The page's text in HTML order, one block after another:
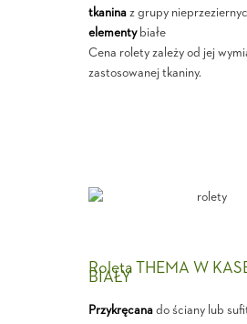
tkaninaz grupy
elementybiałe
Cena rolety zależy od jej
zastosowanej tkaniny.
Roleta THEMA W
BIAŁY
Przykręcanado ściany lub